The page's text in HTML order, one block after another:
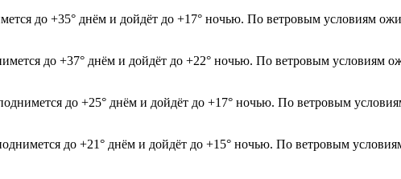
до +35° днём и дойдёт до +17° ночью. По ветровым условиям
до +37° днём и дойдёт до +22° ночью. По ветровым условиям
до +25° днём и дойдёт до +17° ночью. По ветровым
до +21° днём и дойдёт до +15° ночью. По ветровым